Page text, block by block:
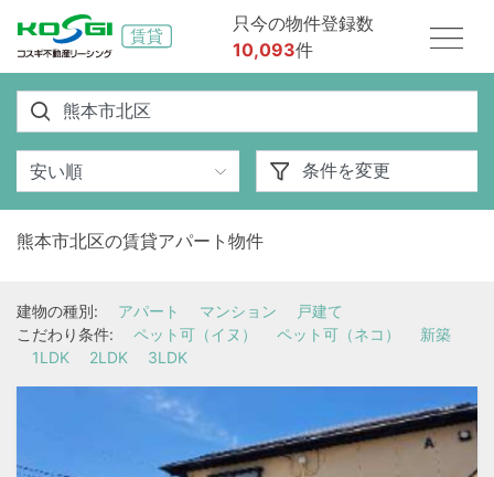
只今の物件登録数
10,093件
熊本市北区の賃貸アパート物件
建物の種別: アパート マンション
戸建て
こだわり条件:
ペット可（イヌ） ペット可（ネコ）
新築
1LDK
2LDK 3LDK